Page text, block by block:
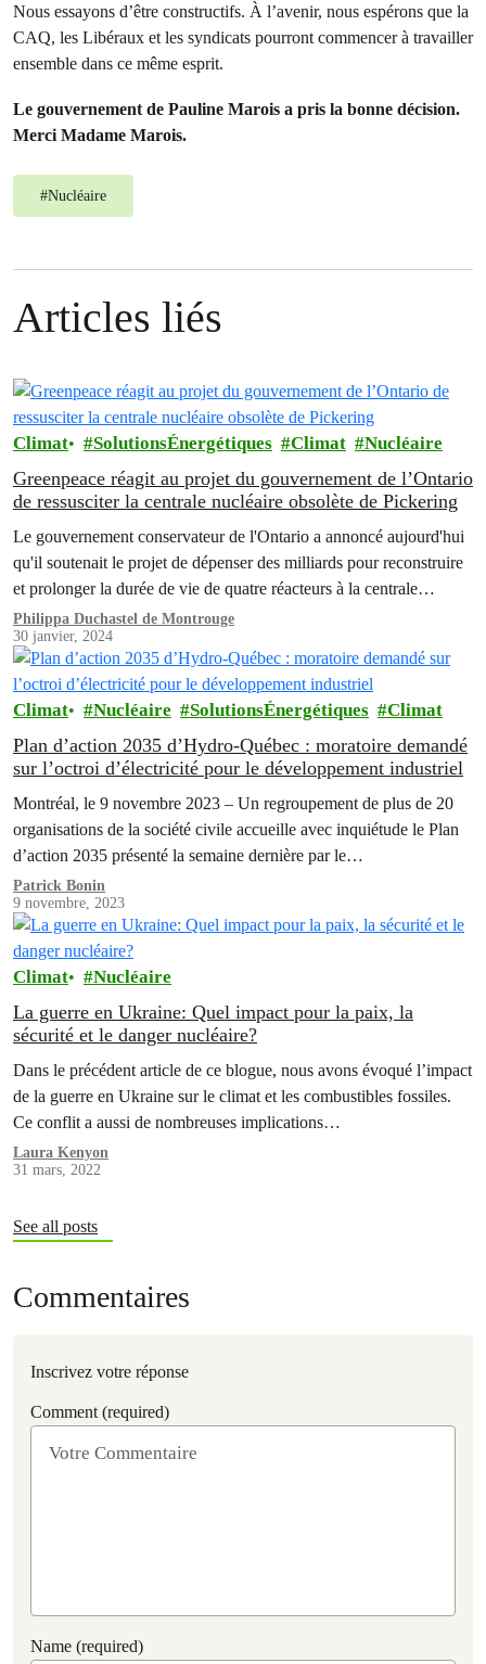
Nous essayons d’être constructifs. À l’avenir, nous espérons que la
CAQ, les Libéraux et les syndicats pourront commencer à travailler
ensemble dans ce même esprit.
Le gouvernement de Pauline Marois a pris la bonne décision.
Merci Madame Marois.
#Nucléaire
Articles liés
Climat SolutionsÉnergétiques Climat Nucléaire
Greenpeace réagit au projet du gouvernement de l’Ontario
de ressusciter la centrale nucléaire obsolète de Pickering
Le gouvernement conservateur de l'Ontario a annoncé aujourd'hui
qu'il soutenait le projet de dépenser des milliards pour reconstruire
et prolonger la durée de vie de quatre réacteurs à la centrale
nucléaire de Pickering
Philippa Duchastel de Montrouge
30 janvier, 2024
Climat Nucléaire SolutionsÉnergétiques Climat
Plan d’action 2035 d’Hydro-Québec : moratoire demandé
sur l’octroi d’électricité pour le développement industriel
Montréal, le 9 novembre 2023 – Un regroupement de plus de 20
organisations de la société civile accueille avec inquiétude le Plan
d’action 2035 présenté la semaine dernière par le…
Patrick Bonin
9 novembre, 2023
Climat Nucléaire
La guerre en Ukraine: Quel impact pour la paix, la
sécurité et le danger nucléaire?
Dans le précédent article de ce blogue, nous avons évoqué l’impact
de la guerre en Ukraine sur le climat et les combustibles fossiles.
Ce conflit a aussi de nombreuses implications…
Laura Kenyon
31 mars, 2022
See all posts
Commentaires
Inscrivez votre réponse
Comment (required)
Name (required)